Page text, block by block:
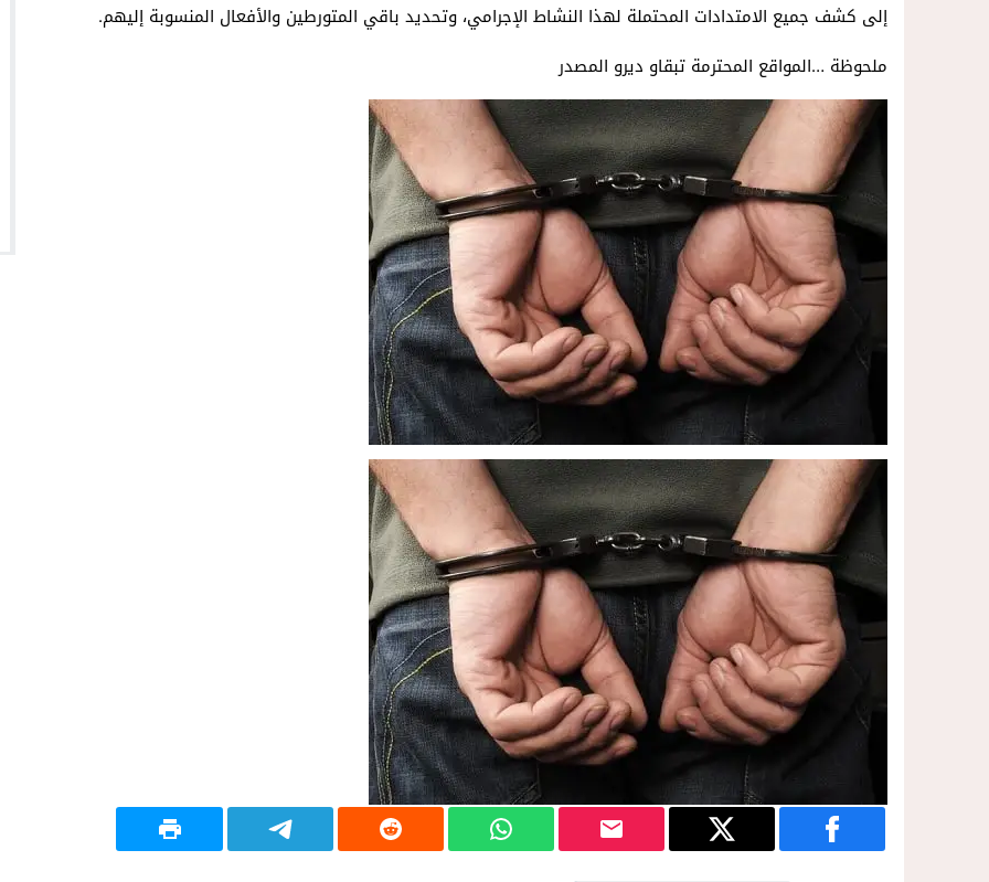
إلى كشف جميع الامتدادات المحتملة لهذا النشاط الإجرامي، وتحديد باقي المتورطين والأفعال المنسوبة إليهم.
ملحوظة …المواقع المحترمة تبقاو ديرو المصدر